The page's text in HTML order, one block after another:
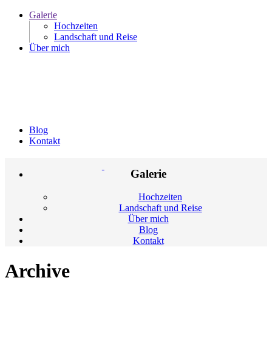
Galerie
Hochzeiten
Landschaft und Reise
Über mich
Blog
Kontakt
Galerie
Hochzeiten
Landschaft und Reise
Über mich
Blog
Kontakt
Archive